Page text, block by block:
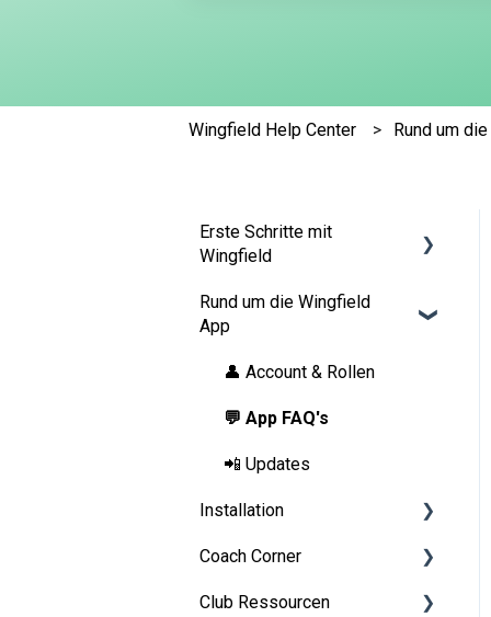
Wingfield Help Center Rund um
Erste Schritte mit
Wingfield
Vor deiner ersten Session
Rund um die Wingfield
App
👤 Account & Rollen
💬 App FAQ's
📲 Updates
Installation
Vorbereitungen
Aufbauanleitung Wingfield
Coach Corner
Tools für Coaches
Club Ressourcen